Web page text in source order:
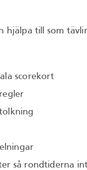
hjälpa till som
scorekort
så rondtiderna